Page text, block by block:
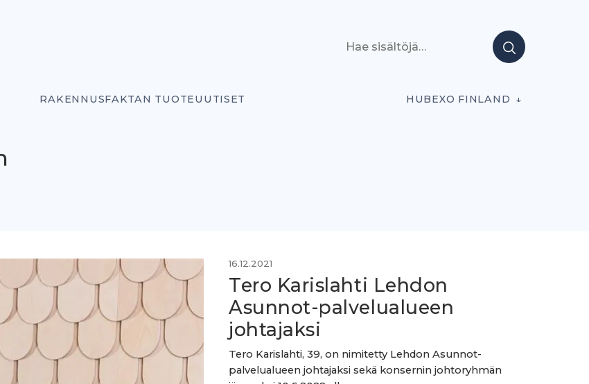
RAKENNUSFAKTAN TUOTEUUTISET HUBEXO FINLAND
16.12.2021
Tero Karislahti Lehdon
Asunnot-palvelualueen
johtajaksi
Tero Karislahti, 39, on nimitetty Lehdon Asunnot-
palvelualueen johtajaksi sekä konsernin johtoryhmän